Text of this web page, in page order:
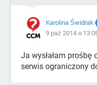
Karolina Świdrak
9 paź 2014 o
Ja wysłałam prośbę
serwis ograniczony